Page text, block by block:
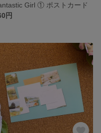
Girl ① ポストカード
円